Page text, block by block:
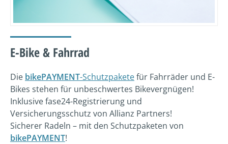
E-Bike & Fahrrad
Die bikePAYMENT-Schutzpaketefür Fahrräder und E-
Bikes stehen für unbeschwertes Bikevergnügen!
Inklusive fase24-Registrierung und
Versicherungsschutz von Allianz Partners!
Sicherer Radeln – mit den Schutzpaketen von
bikePAYMENT!